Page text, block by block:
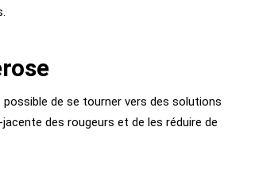
de se tourner vers des solutions
des rougeurs et de les réduire de